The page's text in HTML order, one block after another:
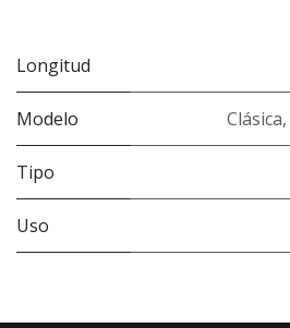
Longitud
Modelo Clásica,
Tipo
Uso